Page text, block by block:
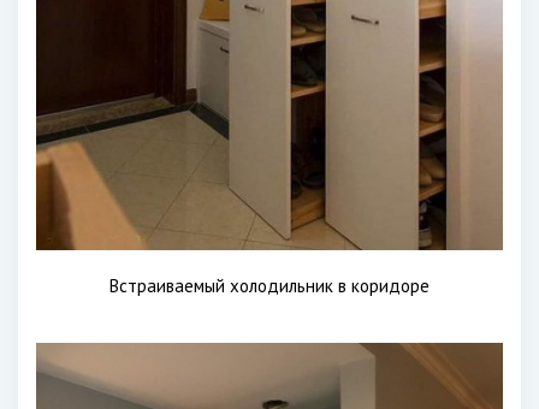
Встраиваемый холодильник в коридоре